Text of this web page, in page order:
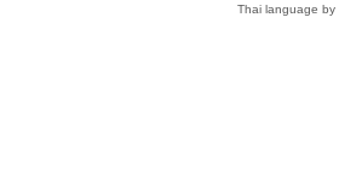
Thai language by